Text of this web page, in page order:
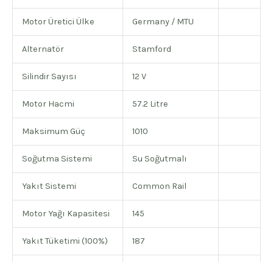
Motor Üretici Ülke Germany / MTU
Alternatör Stamford
Silindir Sayısı 12 V
Motor Hacmi 57.2 Litre
Maksimum Güç 1010
Soğutma Sistemi Su Soğutmalı
Yakıt Sistemi Common Rail
Motor Yağı Kapasitesi 145
Yakıt Tüketimi (100%) 187